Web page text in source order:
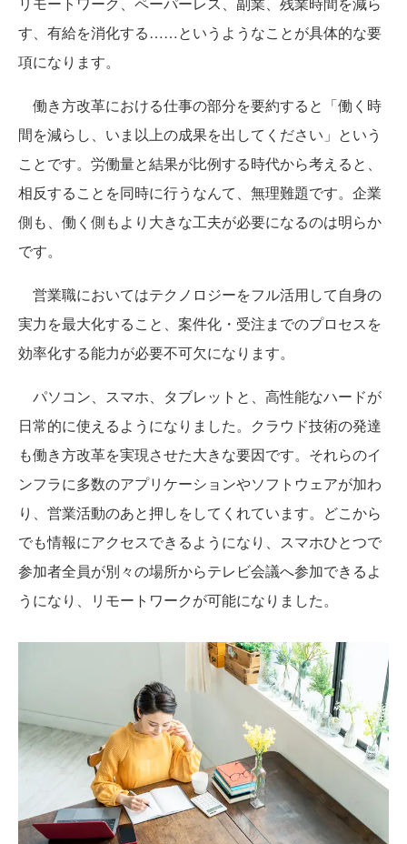
す、有給を消化する……というようなことが具体的な要
項になります。
働き方改革における仕事の部分を要約すると「働く時
間を減らし、いま以上の成果を出してください」という
ことです。労働量と結果が比例する時代から考えると、
相反することを同時に行うなんて、無理難題です。企業
側も、働く側もより大きな工夫が必要になるのは明らか
です。
営業職においてはテクノロジーをフル活用して自身の
実力を最大化すること、案件化・受注までのプロセスを
効率化する能力が必要不可欠になります。
パソコン、スマホ、タブレットと、高性能なハードが
日常的に使えるようになりました。クラウド技術の発達
も働き方改革を実現させた大きな要因です。それらのイ
ンフラに多数のアプリケーションやソフトウェアが加わ
り、営業活動のあと押しをしてくれています。どこから
でも情報にアクセスできるようになり、スマホひとつで
参加者全員が別々の場所からテレビ会議へ参加できるよ
うになり、リモートワークが可能になりました。